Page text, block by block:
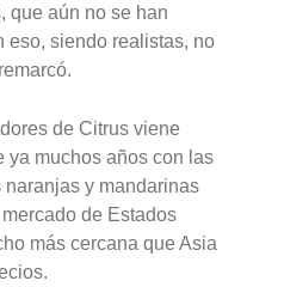
que aún no se han
eso, siendo realistas, no
de Citrus viene
ya muchos años con las
y mandarinas
de Estados
más cercana que Asia